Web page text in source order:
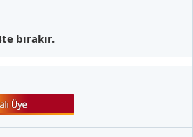
bırakır.